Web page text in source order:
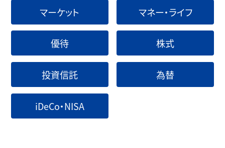
マーケット マネー・ライフ
優待 株式
投資信託 為替
iDeCo・NISA